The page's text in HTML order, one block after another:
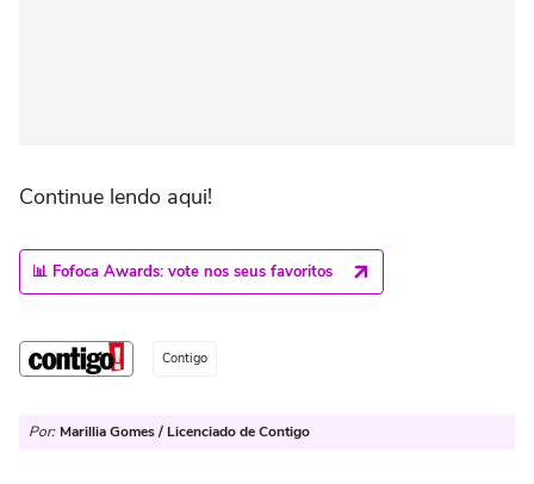
Continue lendo aqui!
📊 Fofoca Awards: vote nos seus favoritos
Contigo
Por: Marillia Gomes / Licenciado de Contigo